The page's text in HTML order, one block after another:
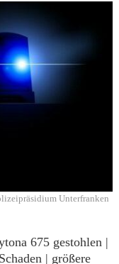
Unterfranken
675 gestohlen |
| größere